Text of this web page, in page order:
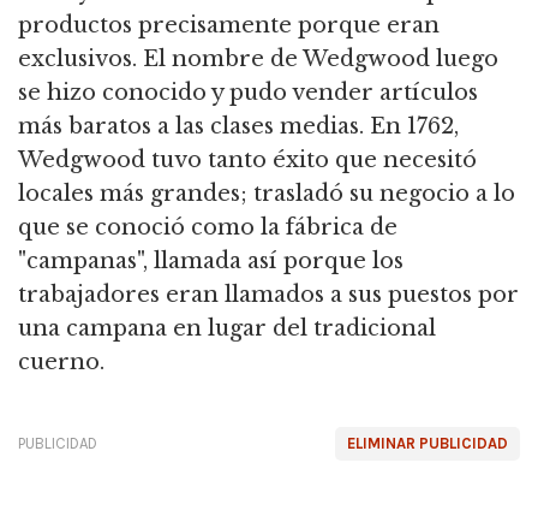
productos precisamente porque eran
exclusivos. El nombre de Wedgwood luego
se hizo conocido y pudo vender artículos
más baratos a las clases medias. En 1762,
Wedgwood tuvo tanto éxito que necesitó
locales más grandes; trasladó su negocio a lo
que se conoció como la fábrica de
"campanas", llamada así porque los
trabajadores eran llamados a sus puestos por
una campana en lugar del tradicional
cuerno.
ELIMINAR PUBLICIDAD
PUBLICIDAD